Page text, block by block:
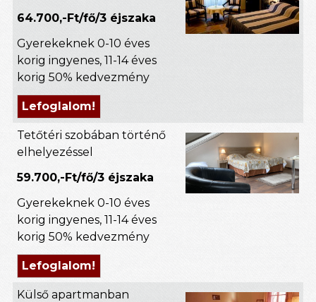
64.700,-Ft/fő/3 éjszaka
Gyerekeknek 0-10 éves
korig ingyenes, 11-14 éves
korig 50% kedvezmény
Lefoglalom!
Tetőtéri szobában történő
elhelyezéssel
59.700,-Ft/fő/3 éjszaka
Gyerekeknek 0-10 éves
korig ingyenes, 11-14 éves
korig 50% kedvezmény
Lefoglalom!
Külső apartmanban